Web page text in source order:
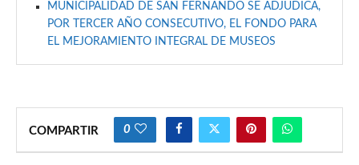
MUNICIPALIDAD DE SAN FERNANDO SE ADJUDICA,
POR TERCER AÑO CONSECUTIVO, EL FONDO PARA
EL MEJORAMIENTO INTEGRAL DE MUSEOS
COMPARTIR 0